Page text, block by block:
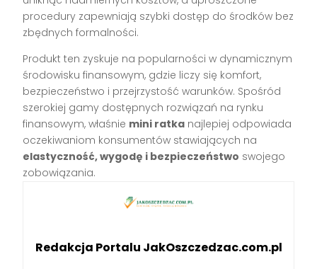
procedury zapewniają szybki dostęp do środków bez
zbędnych formalności.
Produkt ten zyskuje na popularności w dynamicznym
środowisku finansowym, gdzie liczy się komfort,
bezpieczeństwo i przejrzystość warunków. Spośród
szerokiej gamy dostępnych rozwiązań na rynku
finansowym, właśnie mini ratka najlepiej odpowiada
oczekiwaniom konsumentów stawiających na
elastyczność, wygodę i bezpieczeństwo swojego
zobowiązania.
Redakcja Portalu JakOszczedzac.com.pl